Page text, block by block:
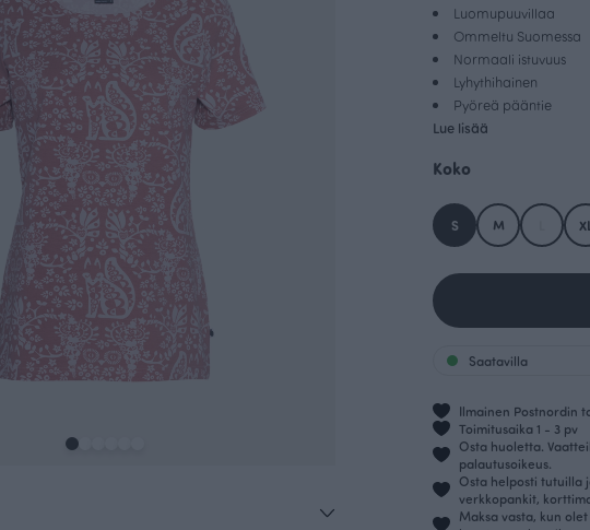
Luomupuuvillaa
Ommeltu Suomessa
Normaali istuvuus
Lyhythihainen
Pyöreä pääntie
Lue lisää
Koko
S M
Saatavilla
Ilmainen Postnordin
Toimitusaika 1 - 3 pv
Osta huoletta.
palautusoikeus.
Osta helposti tutuilla
verkkopankit,
Maksa vasta, kun